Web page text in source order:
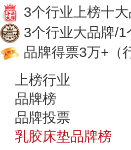
3个行业上榜十
3个行业大品牌/
品牌得票3万+
上榜行业
品牌榜
品牌投票
乳胶床垫品牌榜